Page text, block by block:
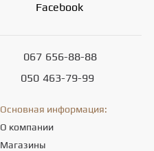
Facebook
067 656-88-88
050 463-79-99
Основная информация:
О компании
Магазины